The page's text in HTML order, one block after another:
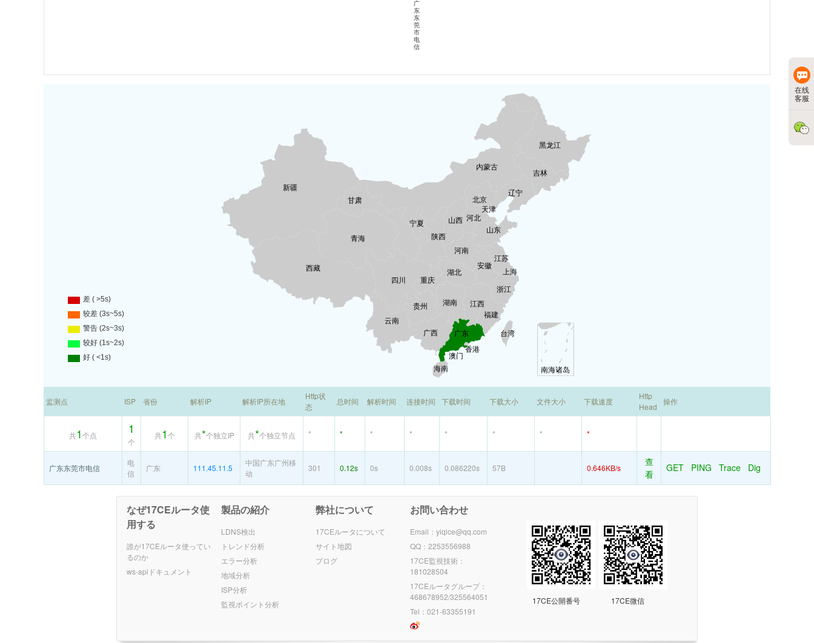
监测点 ISP 省份 解析IP 解析IP所在地
Http状
态
总时间 解析时间 连接时间 下载时间 下载大小 文件大小 下载速度
Http
Head
操作
共1个点 1
个
共1个 共*个独立IP 共*个独立节点 * * * * * * * *
广东东莞市电信
电
信
广东 111.45.11.5
中国广东广州移
动
301 0.12s 0s 0.008s 0.086220s 57B 0.646KB/s
查
看
GET PING Trace Dig
なぜ17CEルータ使
用する
誰が17CEルータ使ってい
るのか
ws-apiドキュメント
製品の紹介
LDNS検出
トレンド分析
エラー分析
地域分析
ISP分析
監視ポイント分析
弊社について
17CEルータについて
サイト地図
ブログ
お問い合わせ
Email：yiqice@qq.com
QQ：2253556988
17CE監視技術：
181028504
17CEルータグループ：
468678952/325564051
Tel：021-63355191
17CE公開番号 17CE微信
在线
客服